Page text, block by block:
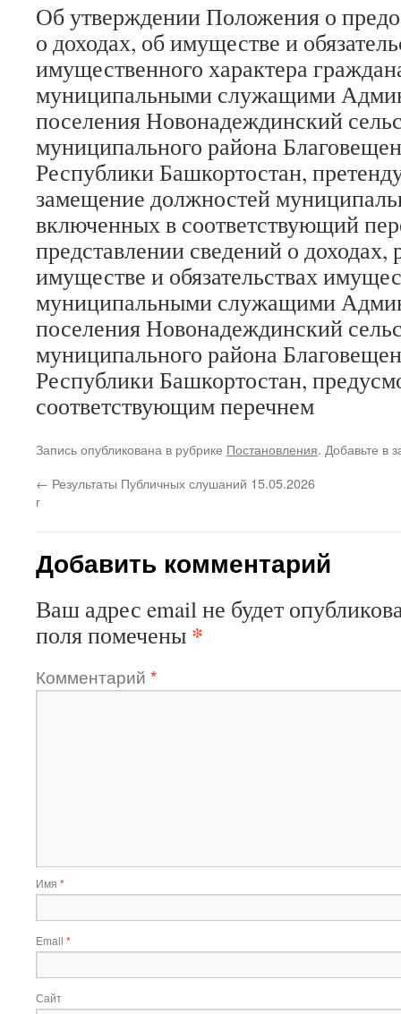
Об утверждении Положения о
о доходах, об имуществе и
имущественного характера
муниципальными служащими
поселения Новонадеждинский
муниципального района
Республики Башкортостан,
замещение должностей
включенных в соответствующий
представлении сведений о доходах,
имуществе и обязательствах
муниципальными служащими
поселения Новонадеждинский
муниципального района
Республики Башкортостан,
соответствующим перечнем
Запись опубликована в рубрике Постановления. Добавьте в
← Результаты Публичных слушаний 15.05.2026
г
Добавить комментарий
Ваш адрес email не будет
поля помечены *
Комментарий *
Имя *
Email *
Сайт